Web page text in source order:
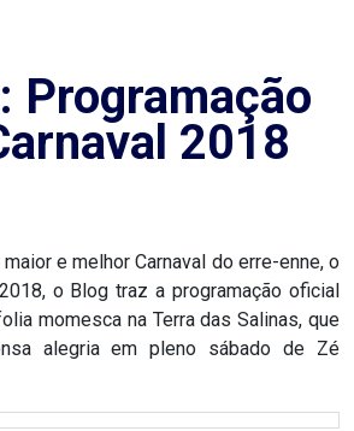
Programação
2018
e melhor Carnaval do erre-enne, o
o Blog traz a programação oficial
momesca na Terra das Salinas, que
alegria em pleno sábado de Zé